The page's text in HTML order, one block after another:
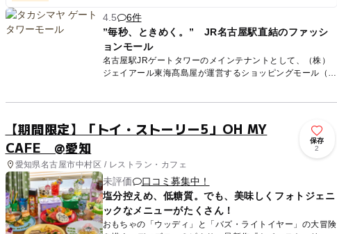
4.5
6件
”毎秒、ときめく。” JR名古屋駅直結のファッシ
ョンモール
名古屋駅JRゲートタワーのメインテナントとして、（株）
ジェイアール東海髙島屋が運営するショッピングモール（専
【期間限定】「トイ・ストーリー5」OH MY
CAFE @愛知
愛知県名古屋市中村区 / レストラン・カフェ
保存
2
未評価
口コミ募集中！
塩分控えめ、低糖質。でも、美味しくフォトジェニ
ックなメニューがたくさん！
おもちゃの「ウッディ」と「バズ・ライトイヤー」の大冒険